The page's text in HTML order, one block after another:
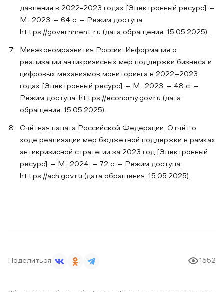
давления в 2022-2023 годах [Электронный ресурс]. –
М., 2023. – 64 с. – Режим доступа:
https://government.ru (дата обращения: 15.05.2025).
Минэкономразвития России. Информация о
реализации антикризисных мер поддержки бизнеса и
цифровых механизмов мониторинга в 2022–2023
годах [Электронный ресурс]. – М., 2023. – 48 с. –
Режим доступа: https://economy.gov.ru (дата
обращения: 15.05.2025).
Счётная палата Российской Федерации. Отчёт о
ходе реализации мер бюджетной поддержки в рамках
антикризисной стратегии за 2023 год [Электронный
ресурс]. – М., 2024. – 72 с. – Режим доступа:
https://ach.gov.ru (дата обращения: 15.05.2025).
Поделиться 1552